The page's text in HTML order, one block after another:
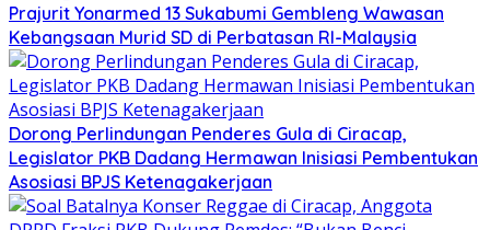
Prajurit Yonarmed 13 Sukabumi Gembleng Wawasan
Kebangsaan Murid SD di Perbatasan RI-Malaysia
Dorong Perlindungan Penderes Gula di Ciracap,
Legislator PKB Dadang Hermawan Inisiasi Pembentukan
Asosiasi BPJS Ketenagakerjaan